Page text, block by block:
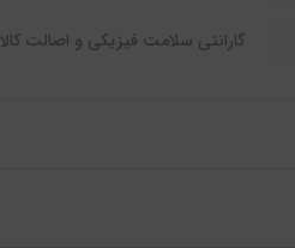
گارانتی سلامت فیزیکی و اصالت کالا